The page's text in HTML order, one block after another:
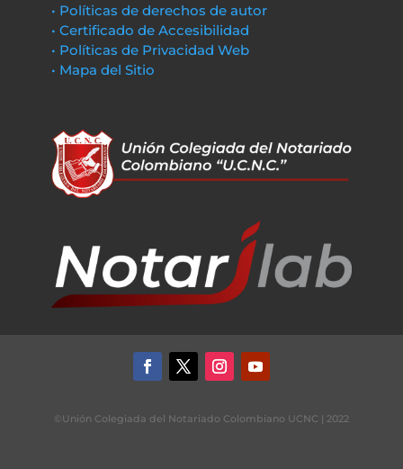
• Políticas de derechos de autor
• Certificado de Accesibilidad
• Políticas de Privacidad Web
• Mapa del Sitio
©Unión Colegiada del Notariado Colombiano UCNC | 2022